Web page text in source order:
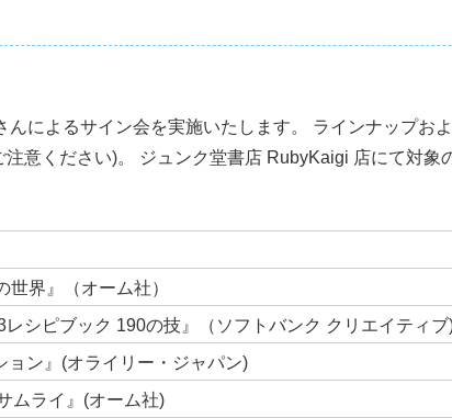
によるサイン会を実施いたします。 ラインナップお
意ください)。 ジュンク堂書店 RubyKaigi 店にて対象
世界』（オーム社）
レシピブック 190の技』（ソフトバンク クリエイティブ
ョン』(オライリー・ジャパン)
ムライ』(オーム社)